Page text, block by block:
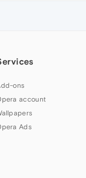
ons
account
Ads